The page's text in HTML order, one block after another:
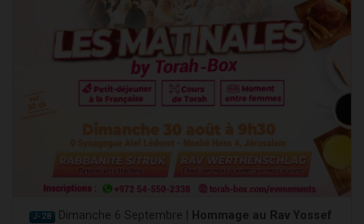
J-28 Dimanche 6 Septembre |
Hommage au Rav Yossef